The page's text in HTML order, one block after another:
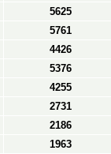
5625
5761
4426
5376
4255
2731
2186
1963